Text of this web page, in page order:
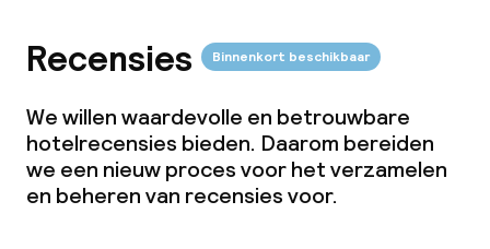
Recensies Binnenkort beschikbaar
We willen waardevolle en betrouwbare
hotelrecensies bieden. Daarom bereiden
we een nieuw proces voor het verzamelen
en beheren van recensies voor.